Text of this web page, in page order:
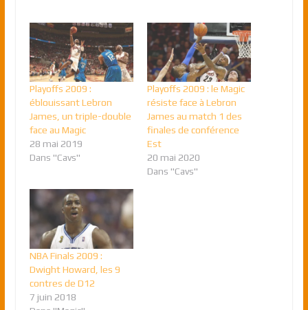
Playoffs 2009 :
éblouissant Lebron
James, un triple-double
face au Magic
28 mai 2019
Dans "Cavs"
Playoffs 2009 : le Magic
résiste face à Lebron
James au match 1 des
finales de conférence
Est
20 mai 2020
Dans "Cavs"
NBA Finals 2009 :
Dwight Howard, les 9
contres de D12
7 juin 2018